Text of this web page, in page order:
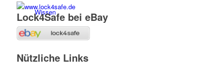
Wissen
Lock4Safe bei eBay
Nützliche Links